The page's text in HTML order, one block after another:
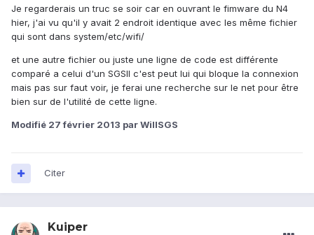
Je regarderais un truc se soir car en ouvrant le fimware du N4
hier, j'ai vu qu'il y avait 2 endroit identique avec les même fichier
qui sont dans system/etc/wifi/
et une autre fichier ou juste une ligne de code est différente
comparé a celui d'un SGSII c'est peut lui qui bloque la connexion
mais pas sur faut voir, je ferai une recherche sur le net pour être
bien sur de l'utilité de cette ligne.
Modifié 27 février 2013 par WillSGS
Citer
Kuiper